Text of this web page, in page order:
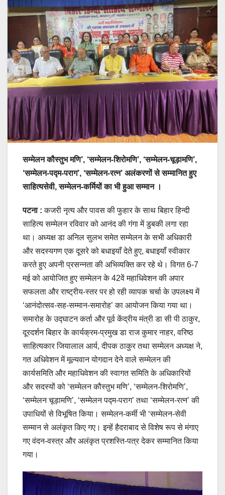
सम्मेलन कौस्तुभ मणि’, ‘सम्मेलन-शिरोमणि’, ‘सम्मेलन-चूड़ामणि’,
‘सम्मेलन-पद्म-पराग’, ‘सम्मेलन-रत्न’ अलंकरणों से सम्मानित हुए
साहित्यसेवी, सम्मेलन-कर्मियों का भी हुआ सम्मान ।
पटना :कजरी नृत्य और पावस की फुहार के साथ बिहार हिन्दी
साहित्य सम्मेलन रविवार को आनंद की गंगा में डुबकी लगा रहा
था। अध्यक्ष डा अनिल सुलभ समेत सम्मेलन के सभी अधिकारी
और सदस्यगण एक दूसरे को बधाइयाँ देते हुए, बधाइयाँ स्वीकार
करते हुए अपनी प्रसन्नता की अभिव्यक्ति कर रहे थे। विगत 6-7
मई को आयोजित हुए सम्मेलन के 42वें महाधिवेशन की अपार
सफलता और राष्ट्रीय-स्तर पर हो रही व्यापक चर्चा के उपलक्ष्य में
‘आनंदोत्सव-सह-सम्मान-समारोह’ का आयोजन किया गया था।
समारोह के उद्घाटन कर्ता और पूर्व केंद्रीय मंत्री डा सी पी ठाकुर,
दूरदर्शन बिहार के कार्यक्रम-प्रमुख डा राज कुमार नाहर, वरिष्ठ
साहित्यकार जियालाल आर्य, दीपक ठाकुर तथा सम्मेलन अध्यक्ष ने,
गत अधिवेशन में मूल्यवान योगदान देने वाले सम्मेलन की
कार्यसमिति और महाधिवेशन की स्वागत समिति के अधिकारियों
और सदस्यों को ‘सम्मेलन कौस्तुभ मणि’, ‘सम्मेलन-शिरोमणि’,
‘सम्मेलन चूड़ामणि’, ‘सम्मेलन पद्म-पराग’ तथा ‘सम्मेलन-रत्न’ की
उपाधियों से विभूषित किया। सम्मेलन-कर्मी भी ‘सम्मेलन-सेवी
सम्मान से अलंकृत किए गए। इन्हें हैदराबाद से विशेष रूप से मंगाए
गए वंदन-वस्त्र और अलंकृत प्रशस्ति-पत्र देकर सम्मानित किया
गया।